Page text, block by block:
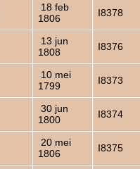
18 feb
1806
I8378
13 jun
1808
I8376
10 mei
1799
I8373
30 jun
1800
I8374
20 mei
1806
I8375